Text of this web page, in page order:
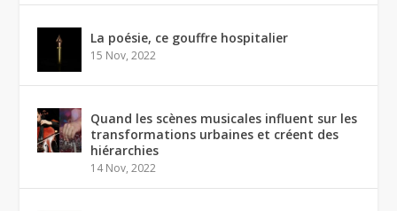
La poésie, ce gouffre hospitalier
15 Nov, 2022
Quand les scènes musicales influent sur les
transformations urbaines et créent des
hiérarchies
14 Nov, 2022